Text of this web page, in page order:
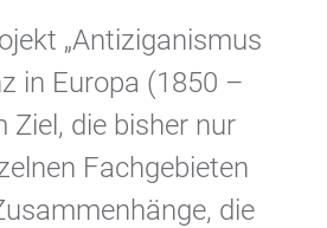
„Antiziganismus
in Europa (1850 –
Ziel, die bisher nur
Fachgebieten
die